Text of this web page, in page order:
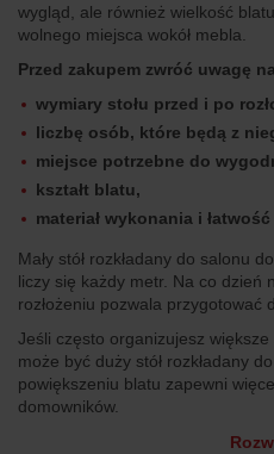
wygląd, ale również wielkość
wolnego miejsca wokół mebla.
Przed zakupem zwróć uwagę
wymiary stołu przed i po
liczbę osób, które będą z
miejsce potrzebne do
kształt blatu,
materiał wykonania i
Mały stół rozkładany do salonu
liczy się każdy metr. Na co dzień
rozłożeniu pozwala przygotować
Jeśli często organizujesz
może być duży stół rozkładany
powiększeniu blatu zapewni
domowników.